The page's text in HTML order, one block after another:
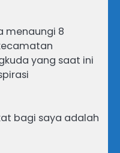
menaungi 8
yang saat ini
bagi saya adalah